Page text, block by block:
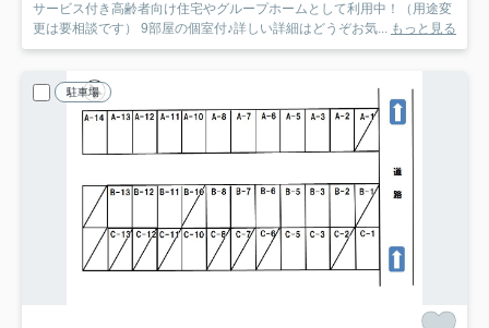
サービス付き高齢者向け住宅やグループホームとして利用中！（用途変
更は要相談です） 9部屋の個室付♪詳しい詳細はどうぞお気... もっと見る
駐車場